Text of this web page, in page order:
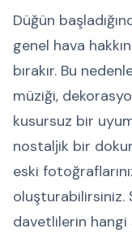
Düğün
genel hava
bırakır. Bu
müziği,
kusursuz bir
nostaljik bir
eski
oluşturabilirsiniz.
davetlilerin hangi